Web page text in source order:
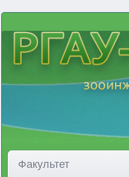
Факультет